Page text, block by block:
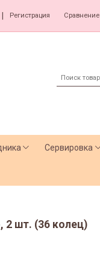
Регистрация Сравнение
Сервировка
2 шт. (36 колец)